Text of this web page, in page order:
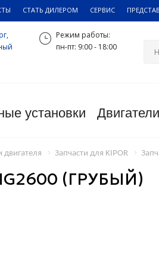
СТАТЬ ДИЛЕРОМ СЕРВИС
Режим работы:
пн-пт: 9:00 - 18:00
установки Двигатели
Запчасти для KIPOR
(ГРУБЫЙ)